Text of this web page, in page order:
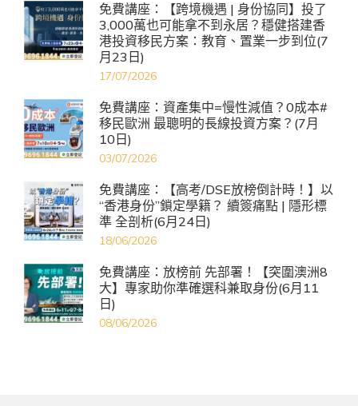
免費講座：【跨境機遇 | 身份協同】投了
3,000萬也可能拿不到永居？穩健搭建香
港投資移民方案：教育、置業一步到位(7
月23日)
17/07/2026
免費講座：資產集中=慢性減值？0成本#
移民歐洲 最聰明的長線投資方案？(7月
10日)
03/07/2026
免費講座：【高考/DSE放榜倒計時！】以
“香港身份”鎖定學籍？ 續簽痛點 | 隱形標
準 全剖析(6月24日)
18/06/2026
免費講座：放榜前 先部署！【突圍澳洲8
大】專家助你準確選科兼取身份(6月11
日)
08/06/2026